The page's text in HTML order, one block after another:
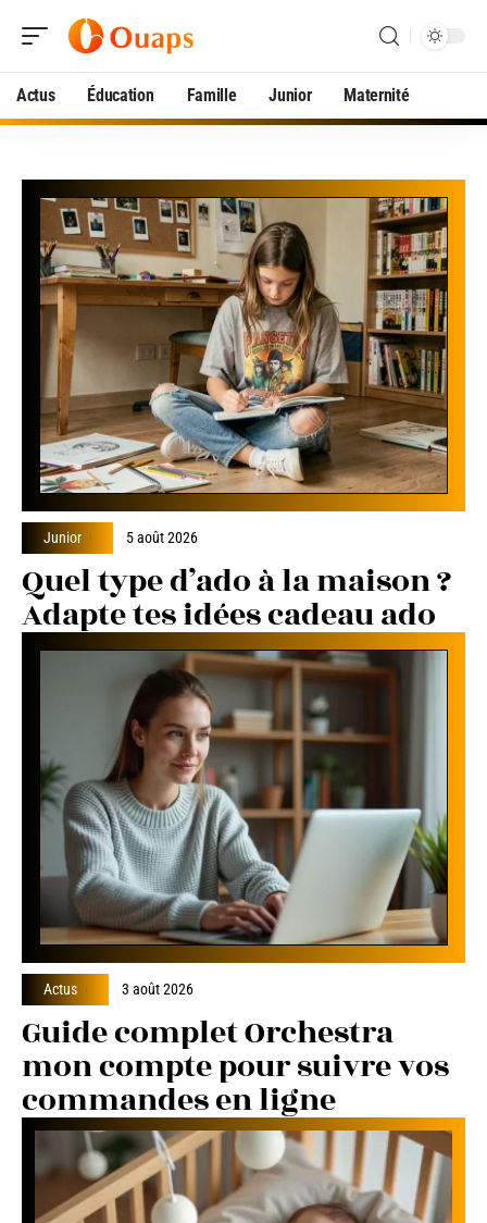
Actus Éducation Famille Junior Maternité
Junior 5 août 2026
Quel type d’ado à la maison ?
Adapte tes idées cadeau ado
Actus 3 août 2026
Guide complet Orchestra
mon compte pour suivre vos
commandes en ligne